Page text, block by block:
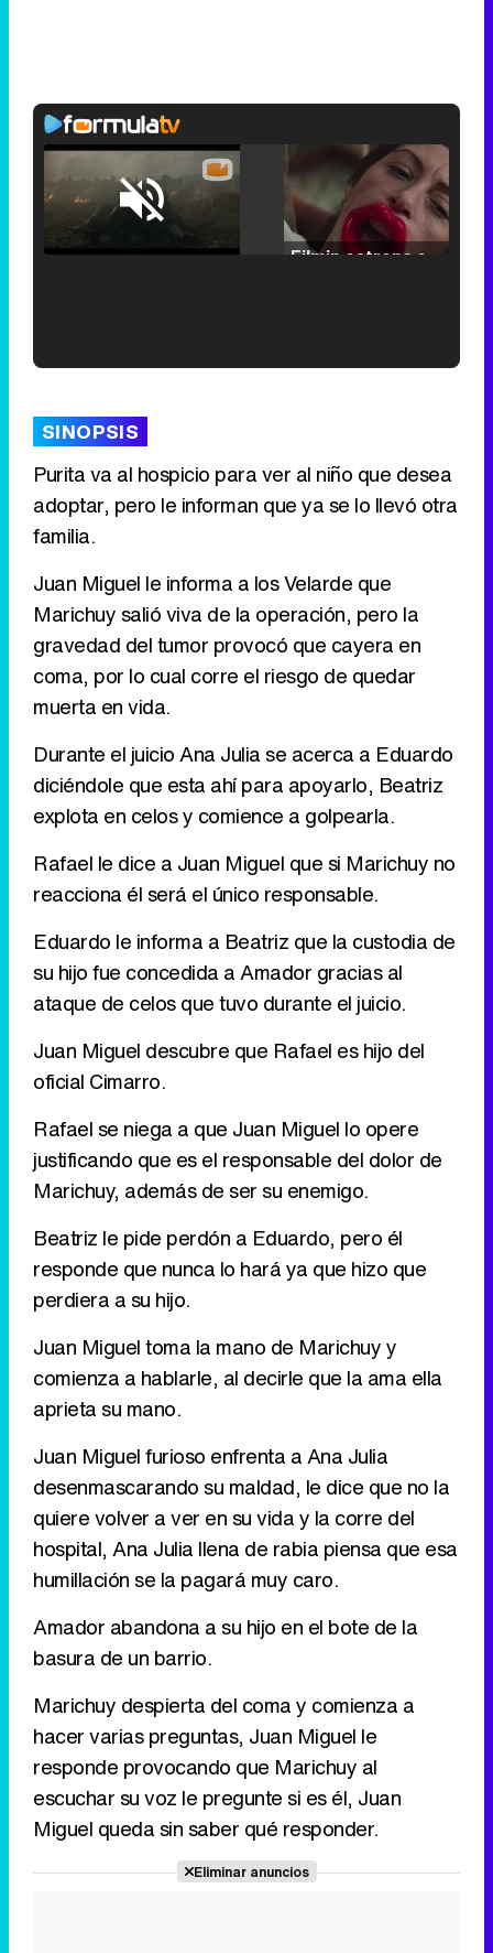
Unmute /
Loaded:
29.30%
Tráiler de '33 días', la nueva serie de Atresplayer con Julián Villagrán y José Manuel Poga
Tráiler de la tercera temporada de 'The Walking Dead: Dead City' de AMC+
SINOPSIS
Purita va al hospicio para ver al niño que desea
adoptar, pero le informan que ya se lo llevó otra
familia.
Juan Miguel le informa a los Velarde que
Marichuy salió viva de la operación, pero la
gravedad del tumor provocó que cayera en
coma, por lo cual corre el riesgo de quedar
muerta en vida.
Durante el juicio Ana Julia se acerca a Eduardo
diciéndole que esta ahí para apoyarlo, Beatriz
explota en celos y comience a golpearla.
Rafael le dice a Juan Miguel que si Marichuy no
reacciona él será el único responsable.
Eduardo le informa a Beatriz que la custodia de
su hijo fue concedida a Amador gracias al
ataque de celos que tuvo durante el juicio.
Juan Miguel descubre que Rafael es hijo del
oficial Cimarro.
Rafael se niega a que Juan Miguel lo opere
justificando que es el responsable del dolor de
Marichuy, además de ser su enemigo.
Beatriz le pide perdón a Eduardo, pero él
responde que nunca lo hará ya que hizo que
perdiera a su hijo.
Juan Miguel toma la mano de Marichuy y
comienza a hablarle, al decirle que la ama ella
aprieta su mano.
Juan Miguel furioso enfrenta a Ana Julia
desenmascarando su maldad, le dice que no la
quiere volver a ver en su vida y la corre del
hospital, Ana Julia llena de rabia piensa que esa
humillación se la pagará muy caro.
Amador abandona a su hijo en el bote de la
basura de un barrio.
Marichuy despierta del coma y comienza a
hacer varias preguntas, Juan Miguel le
responde provocando que Marichuy al
escuchar su voz le pregunte si es él, Juan
Miguel queda sin saber qué responder.
Eliminar anuncios